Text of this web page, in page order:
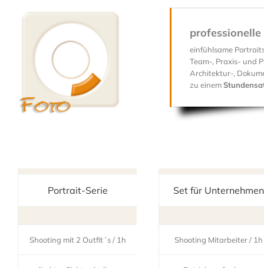
professionelle
einfühlsame
Team-, Praxis- und
Architektur-,
zu einem
Portrait-Serie
Shooting mit 2 Outfit´s / 1h
Set für Unternehmen
Shooting Mitarbeiter / 1h